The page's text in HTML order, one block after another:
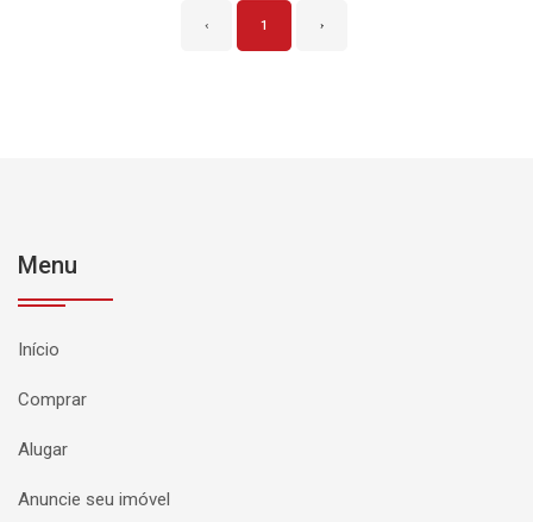
‹ 1 ›
Menu
Início
Comprar
Alugar
Anuncie seu imóvel